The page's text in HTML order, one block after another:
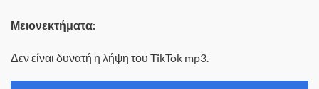
Μειονεκτήματα:
Δεν είναι δυνατή η λήψη του TikTok mp3.